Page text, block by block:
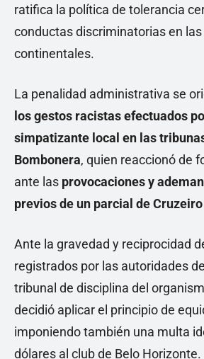
ratifica la política de tolerancia
conductas discriminatorias en
continentales.
La penalidad administrativa se
los gestos racistas efectuados
simpatizante local en las
Bombonera, quien reaccionó de
ante las provocaciones y
previos de un parcial de
Ante la gravedad y reciprocidad
registrados por las autoridades
tribunal de disciplina del
decidió aplicar el principio de
imponiendo también una multa
dólares al club de Belo